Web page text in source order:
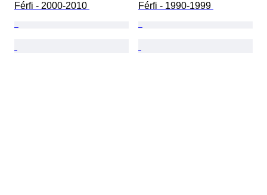
Férfi - 2000-2010
Férfi - 1990-1999